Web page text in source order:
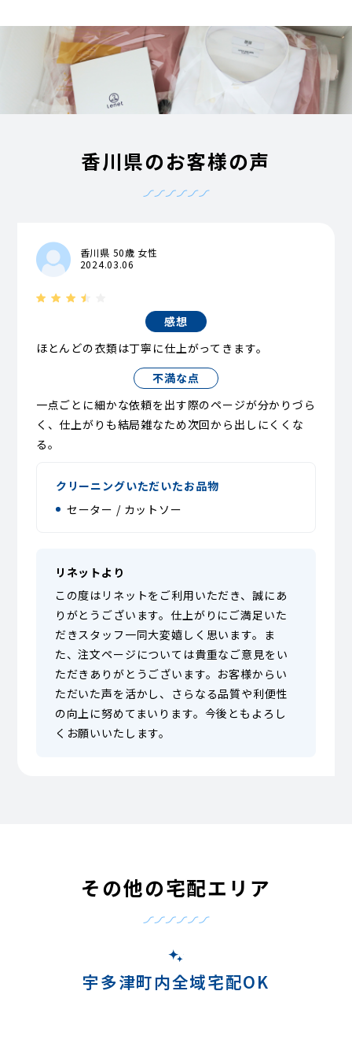
香川県のお客様の声
香川県 50歳 女性
2024.03.06
感想
ほとんどの衣類は丁寧に仕上がってきます。
不満な点
一点ごとに細かな依頼を出す際のページが分かりづら
く、仕上がりも結局雑なため次回から出しにくくな
る。
クリーニングいただいたお品物
セーター / カットソー
リネットより
この度はリネットをご利用いただき、誠にあ
りがとうございます。仕上がりにご満足いた
だきスタッフ一同大変嬉しく思います。ま
た、注文ページについては貴重なご意見をい
ただきありがとうございます。お客様からい
ただいた声を活かし、さらなる品質や利便性
の向上に努めてまいります。今後ともよろし
くお願いいたします。
その他の宅配エリア
宇多津町内全域宅配OK